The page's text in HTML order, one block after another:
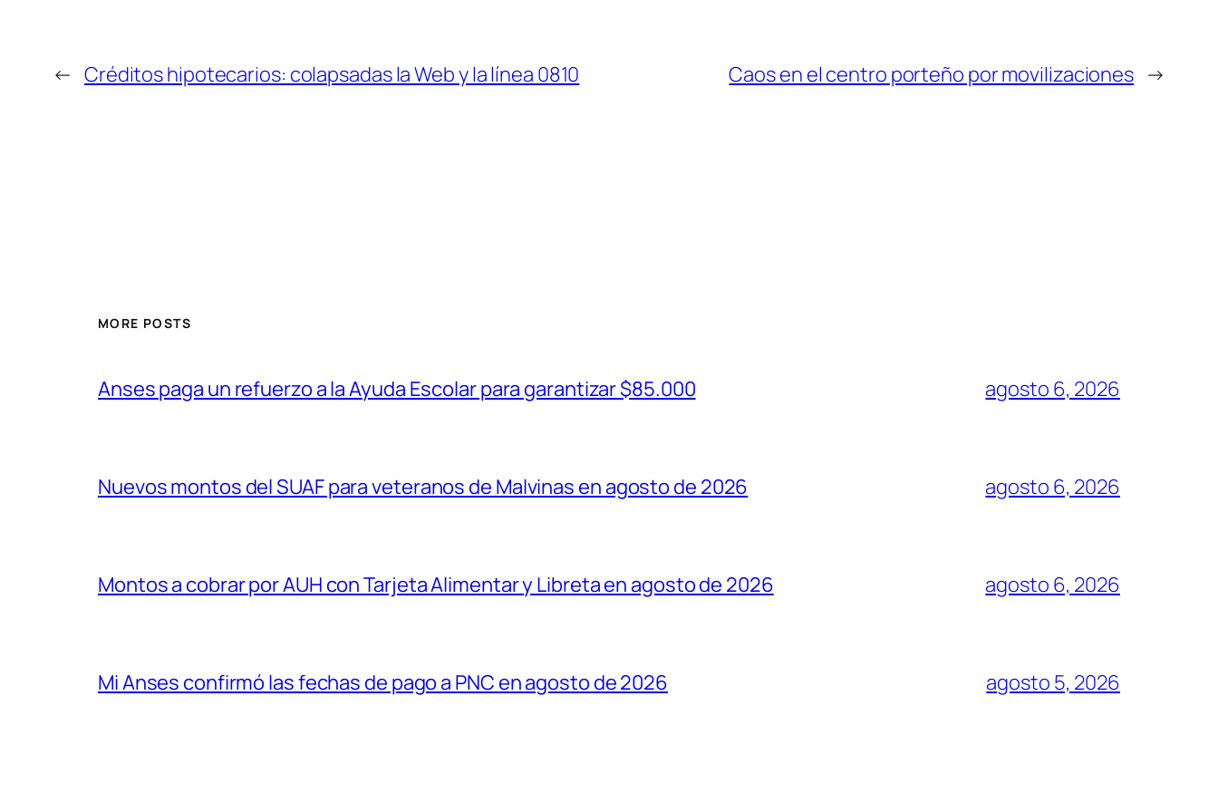
← Créditos hipotecarios: colapsadas la Web y la línea 0810 Caos en el centro porteño por movilizaciones →
MORE POSTS
Anses paga un refuerzo a la Ayuda Escolar para garantizar $85.000 agosto 6, 2026
Nuevos montos del SUAF para veteranos de Malvinas en agosto de 2026 agosto 6, 2026
Montos a cobrar por AUH con Tarjeta Alimentar y Libreta en agosto de 2026 agosto 6, 2026
Mi Anses confirmó las fechas de pago a PNC en agosto de 2026 agosto 5, 2026